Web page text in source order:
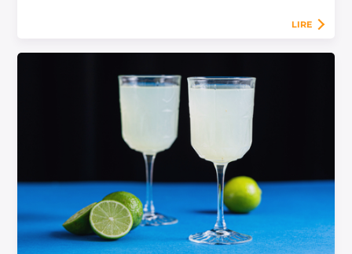
LIRE